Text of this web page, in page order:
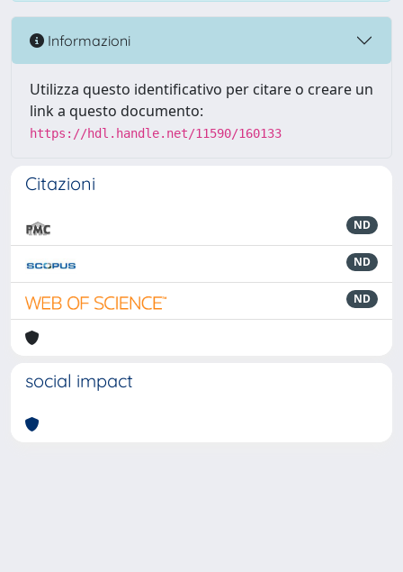
Informazioni
Utilizza questo identificativo per citare o creare un
link a questo documento:
https://hdl.handle.net/11590/160133
Citazioni
ND
ND
ND
social impact